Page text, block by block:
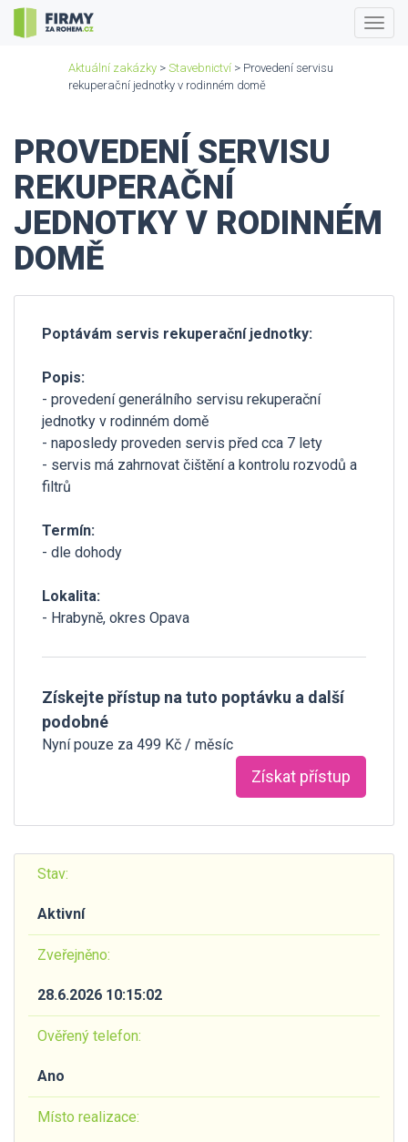
Aktuální zakázky > Stavebnictví > Provedení servisu
rekuperační jednotky v rodinném domě
PROVEDENÍ SERVISU
REKUPERAČNÍ
JEDNOTKY V RODINNÉM
DOMĚ
Poptávám servis rekuperační jednotky:
Popis:
- provedení generálního servisu rekuperační
jednotky v rodinném domě
- naposledy proveden servis před cca 7 lety
- servis má zahrnovat čištění a kontrolu rozvodů a
filtrů
Termín:
- dle dohody
Lokalita:
- Hrabyně, okres Opava
Získejte přístup na tuto poptávku a další
podobné
Nyní pouze za 499 Kč / měsíc
Získat přístup
Stav:
Aktivní
Zveřejněno:
28.6.2026 10:15:02
Ověřený telefon:
Ano
Místo realizace: